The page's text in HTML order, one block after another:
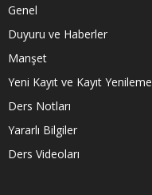
Genel
Duyuru ve Haberler
Manşet
Yeni Kayıt ve Kayıt Yenileme
Ders Notları
Yararlı Bilgiler
Ders Videoları